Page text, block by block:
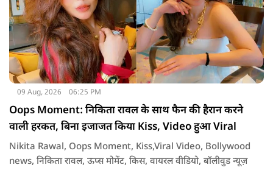
09 Aug, 2026 06:25 PM
Oops Moment: निकिता रावल के साथ फैन की हैरान करने
वाली हरकत, बिना इजाजत किया Kiss, Video हुआ Viral
Nikita Rawal, Oops Moment, Kiss,Viral Video, Bollywood
news, निकिता रावल, ऊप्स मोमेंट, किस, वायरल वीडियो, बॉलीवुड न्यूज़